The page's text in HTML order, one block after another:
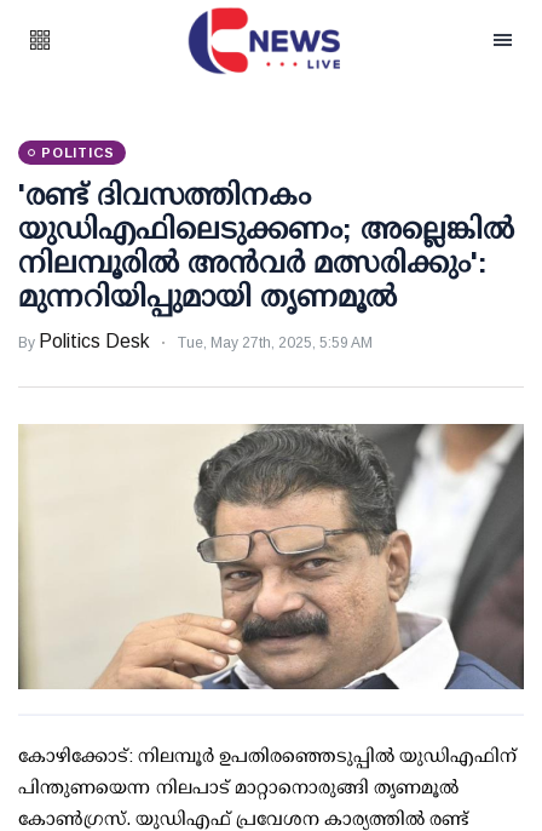
POLITICS
'രണ്ട് ദിവസത്തിനകം
യുഡിഎഫിലെടുക്കണം; അല്ലെങ്കില്‍
നിലമ്പൂരില്‍ അന്‍വര്‍ മത്സരിക്കും':
മുന്നറിയിപ്പുമായി തൃണമൂല്‍
By Politics Desk Tue, May 27th, 2025, 5:59 AM
കോഴിക്കോട്: നിലമ്പൂര്‍ ഉപതിരഞ്ഞെടുപ്പില്‍ യുഡിഎഫിന്
പിന്തുണയെന്ന നിലപാട് മാറ്റാനൊരുങ്ങി തൃണമൂല്‍
കോണ്‍ഗ്രസ്. യുഡിഎഫ് പ്രവേശന കാര്യത്തില്‍ രണ്ട്